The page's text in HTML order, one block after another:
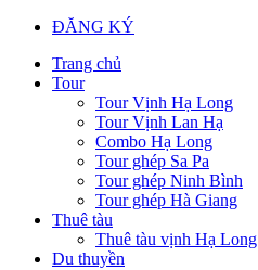
ĐĂNG KÝ
Trang chủ
Tour
Tour Vịnh Hạ Long
Tour Vịnh Lan Hạ
Combo Hạ Long
Tour ghép Sa Pa
Tour ghép Ninh Bình
Tour ghép Hà Giang
Thuê tàu
Thuê tàu vịnh Hạ Long
Du thuyền